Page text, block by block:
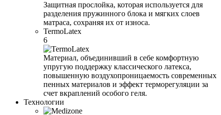
Защитная прослойка, которая используется для
разделения пружинного блока и мягких слоев
матраса, сохраняя их от износа.
TermoLatex
6
Материал, объединивший в себе комфортную
упругую поддержку классического латекса,
повышенную воздухопроницаемость современных
пенных материалов и эффект терморегуляции за
счет вкраплений особого геля.
Технологии